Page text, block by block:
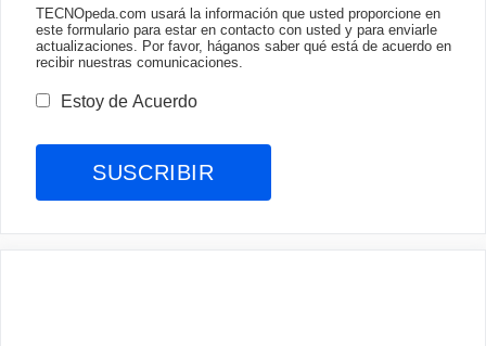
TECNOpeda.com usará la información que usted proporcione en
este formulario para estar en contacto con usted y para enviarle
actualizaciones. Por favor, háganos saber qué está de acuerdo en
recibir nuestras comunicaciones.
Estoy de Acuerdo